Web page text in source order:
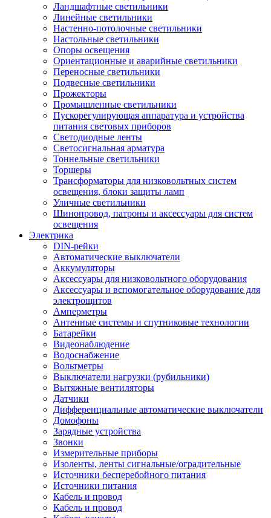
Ландшафтные светильники
Линейные светильники
Настенно-потолочные светильники
Настольные светильники
Опоры освещения
Ориентационные и аварийные светильники
Переносные светильники
Подвесные светильники
Прожекторы
Промышленные светильники
Пускорегулирующая аппаратура и устройства
питания световых приборов
Светодиодные ленты
Светосигнальная арматура
Тоннельные светильники
Торшеры
Трансформаторы для низковольтных систем
освещения, блоки защиты ламп
Уличные светильники
Шинопровод, патроны и аксессуары для систем
освещения
Электрика
DIN-рейки
Автоматические выключатели
Аккумуляторы
Аксессуары для низковольтного оборудования
Аксессуары и вспомогательное оборудование для
электрощитов
Амперметры
Антенные системы и спутниковые технологии
Батарейки
Видеонаблюдение
Водоснабжение
Вольтметры
Выключатели нагрузки (рубильники)
Вытяжные вентиляторы
Датчики
Дифференциальные автоматические выключатели
Домофоны
Зарядные устройства
Звонки
Измерительные приборы
Изоленты, ленты сигнальные/оградительные
Источники бесперебойного питания
Источники питания
Кабель и провод
Кабель и провод